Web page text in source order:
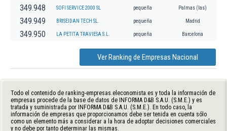
349.948 SOFI SERVICE 2000 SL pequeña Palmas (las)
349.949 BRISEIDAN TECH SL. pequeña Madrid
349.950 LA PETITA TRAVIESA S.L. pequeña Barcelona
Ver Ranking de Empresas Nacional
Todo el contenido de ranking-empresas.eleconomista.es y toda la información de
empresas procede de la base de datos de INFORMA D&B S.A.U. (S.M.E.) y es
tratada y suministrada por INFORMA D&B S.A.U. (S.M.E.). En todo caso, la
información de empresas que proporcionamos debe ser tenida en cuenta sólo
como un elemento más a considerar a la hora de adoptar decisiones comerciales
y no debe por tanto determinar las mismas.